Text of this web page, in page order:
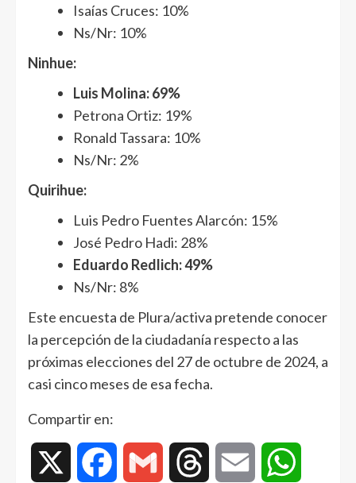
Isaías Cruces: 10%
Ns/Nr: 10%
Ninhue:
Luis Molina: 69%
Petrona Ortiz: 19%
Ronald Tassara: 10%
Ns/Nr: 2%
Quirihue:
Luis Pedro Fuentes Alarcón: 15%
José Pedro Hadi: 28%
Eduardo Redlich: 49%
Ns/Nr: 8%
Este encuesta de Plura/activa pretende conocer
la percepción de la ciudadanía respecto a las
próximas elecciones del 27 de octubre de 2024, a
casi cinco meses de esa fecha.
Compartir en:
Facebook Gmail Threads Email